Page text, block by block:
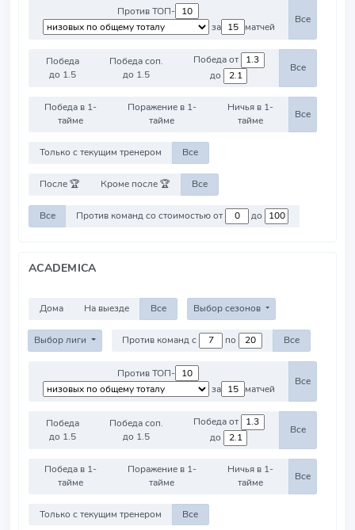
Против ТОП-
за
матчей
Все
Победа
до 1.5
Победа соп.
до 1.5
Победа от
до
Все
Победа в 1-
тайме
Поражение в 1-
тайме
Ничья в 1-
тайме
Все
Только с текущим тренером Все
После 🏆 Кроме после 🏆 Все
Все Против команд со стоимостью от до
ACADEMICA
Дома На выезде Все Выбор сезонов
Выбор лиги Против команд с по Все
Против ТОП-
за
матчей
Все
Победа
до 1.5
Победа соп.
до 1.5
Победа от
до
Все
Победа в 1-
тайме
Поражение в 1-
тайме
Ничья в 1-
тайме
Все
Только с текущим тренером Все